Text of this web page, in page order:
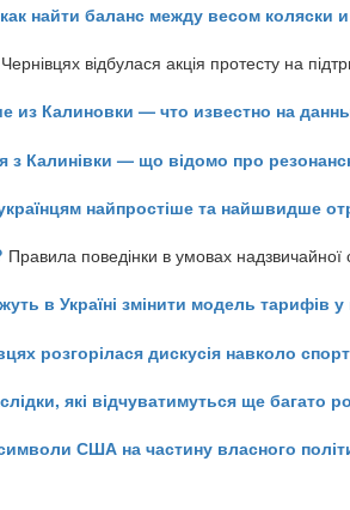
найти баланс между весом коляски
відбулася акція протесту на
из Калиновки — что известно на
з Калинівки — що відомо про
найпростіше та найшвидше
Правила поведінки в умовах надзвичайної
в Україні змінити модель тарифів
розгорілася дискусія навколо
які відчуватимуться ще багато
США на частину власного